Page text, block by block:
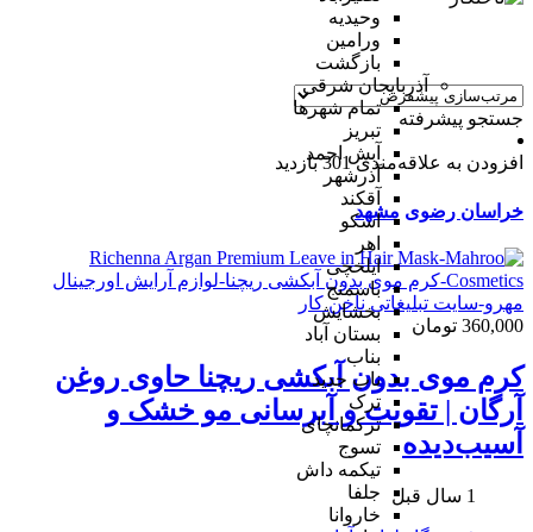
وحیدیه
ورامین
بازگشت
آذربایجان شرقی
تمام شهر‌ها
تبریز
آبش احمد
آذرشهر
آقکند
اسکو
اهر
ایلخچی
باسمنج
بخشایش
بستان آباد
بناب
ناب جدید
ترک
ترکمانچای
تسوج
تیکمه داش
جلفا
خاروانا
جستجو پیشرفته
افزودن به علاقه‌مندی 301 بازدید
خراسان رضوی مشهد
360,000 تومان
کرم موی بدون آبکشی ریچنا حاوی روغن
آرگان | تقویت و آبرسانی مو خشک و
آسیب‌دیده
1 سال قبل